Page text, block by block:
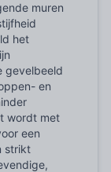
muren
het
gevelbeeld
en
wordt met
een
strikt